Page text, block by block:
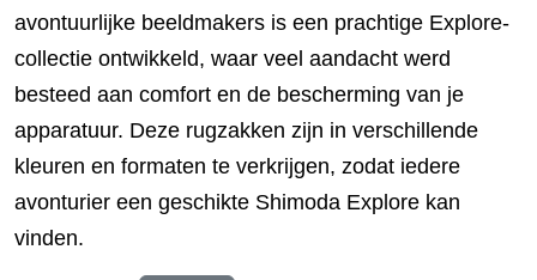
avontuurlijke beeldmakers is een prachtige Explore-
collectie ontwikkeld, waar veel aandacht werd
besteed aan comfort en de bescherming van je
apparatuur. Deze rugzakken zijn in verschillende
kleuren en formaten te verkrijgen, zodat iedere
avonturier een geschikte Shimoda Explore kan
vinden.